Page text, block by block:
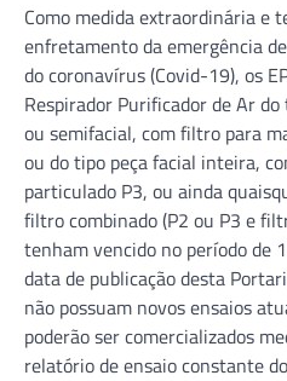
Como medida extraordinária e
enfretamento da emergência
do coronavírus (Covid-19), os
Respirador Purificador de Ar
ou semifacial, com filtro para
ou do tipo peça facial inteira,
particulado P3, ou ainda
filtro combinado (P2 ou P3 e
tenham vencido no período de
data de publicação desta
não possuam novos ensaios
poderão ser comercializados
relatório de ensaio constante